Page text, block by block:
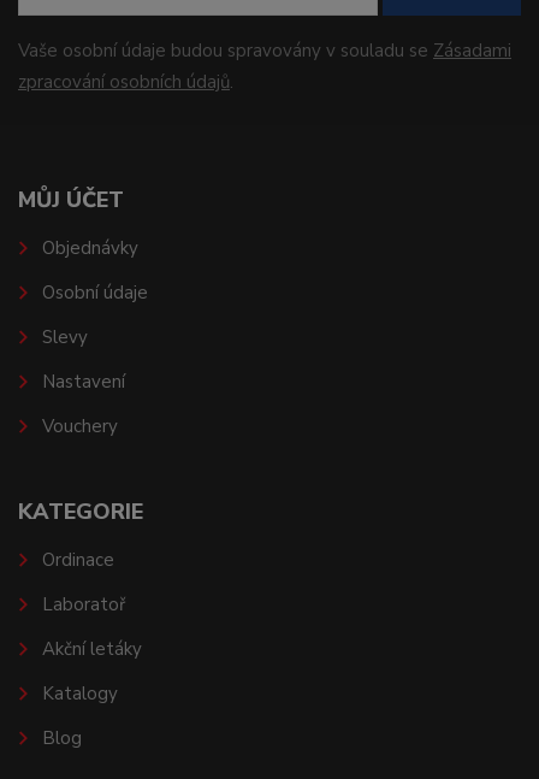
Vaše osobní údaje budou spravovány v souladu se Zásadami
zpracování osobních údajů.
MŮJ ÚČET
Objednávky
Osobní údaje
Slevy
Nastavení
Vouchery
KATEGORIE
Ordinace
Laboratoř
Akční letáky
Katalogy
Blog